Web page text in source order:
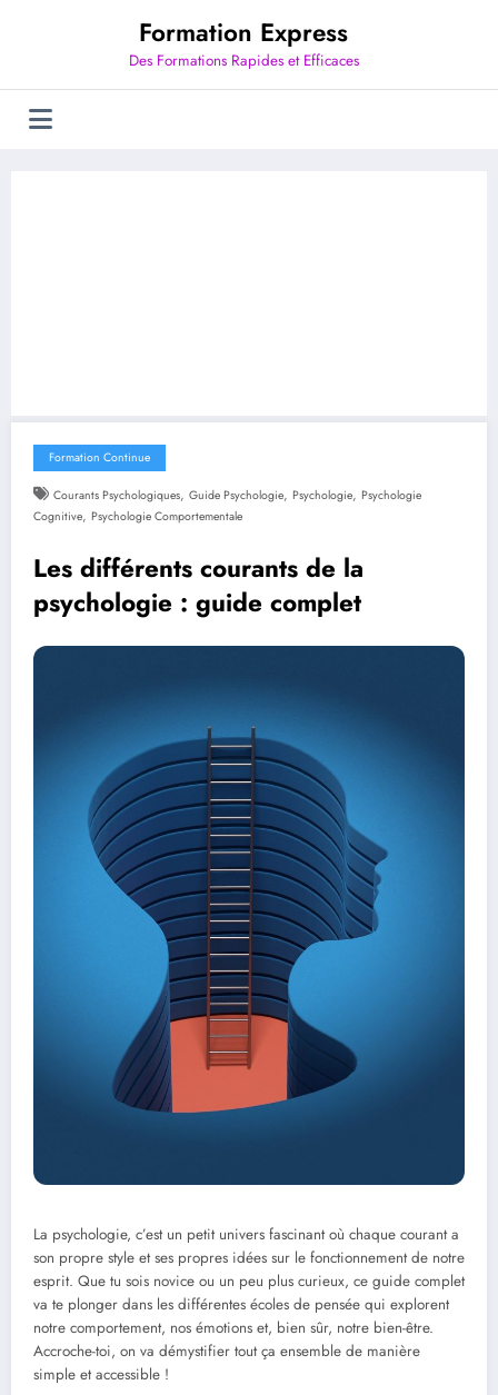
Formation Express
Des Formations Rapides et Efficaces
Formation Continue
Courants Psychologiques, Guide Psychologie, Psychologie, Psychologie
Cognitive, Psychologie Comportementale
Les différents courants de la
psychologie : guide complet
La psychologie, c’est un petit univers fascinant où chaque courant a
son propre style et ses propres idées sur le fonctionnement de notre
esprit. Que tu sois novice ou un peu plus curieux, ce guide complet
va te plonger dans les différentes écoles de pensée qui explorent
notre comportement, nos émotions et, bien sûr, notre bien-être.
Accroche-toi, on va démystifier tout ça ensemble de manière
simple et accessible !